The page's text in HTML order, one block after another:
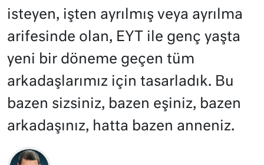
isteyen, işten ayrılmış veya ayrılma
arifesinde olan, EYT ile genç yaşta
yeni bir döneme geçen tüm
arkadaşlarımız için tasarladık. Bu
bazen sizsiniz, bazen eşiniz, bazen
arkadaşınız, hatta bazen anneniz.